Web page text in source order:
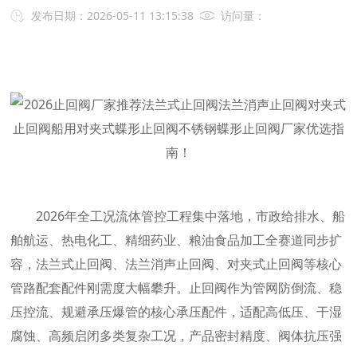
锈
道
商
发布日期：2026-05-11 13:15:38 访问量：
2026年全工况流体管控工程集中落地，市政给排水、船
舶航运、热电化工、精细药业、粮油食品加工全赛道同步扩
容，法兰式止回阀、法兰消声止回阀、对夹式止回阀等核心
管路配套配件刚需度大幅攀升。止回阀作为管网防倒流、稳
压控流、规避承压爆管的核心承压配件，适配高低压、干湿
腐蚀、高频启闭多类复杂工况，产品密封精度、阀体抗压强